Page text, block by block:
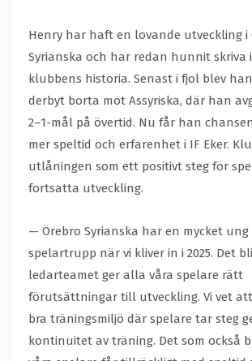
Henry har haft en lovande utveckling i
Syrianska och har redan hunnit skriva
klubbens historia. Senast i fjol blev
derbyt borta mot Assyriska, där han
2–1-mål på övertid. Nu får han
mer speltid och erfarenhet i IF Eker.
utlåningen som ett positivt steg för
fortsatta utveckling.
— Örebro Syrianska har en mycket
spelartrupp när vi kliver in i 2025. Det
ledarteamet ger alla våra spelare rätt
förutsättningar till utveckling. Vi vet
bra träningsmiljö där spelare tar steg
kontinuitet av träning. Det som också